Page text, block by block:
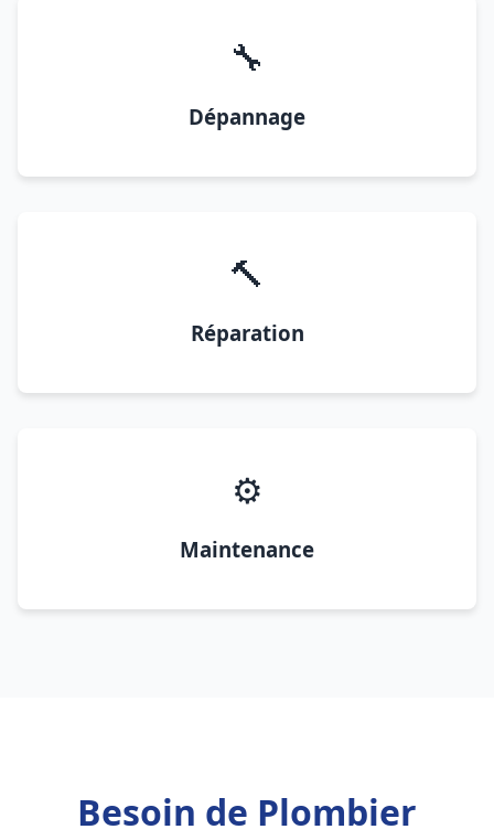
🔧
Dépannage
🔨
Réparation
⚙️
Maintenance
Besoin de Plombier